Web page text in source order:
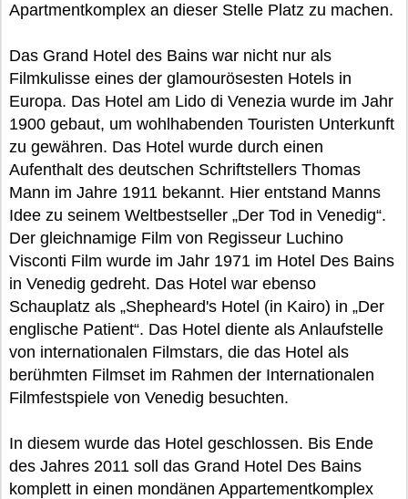
Apartmentkomplex an dieser Stelle Platz zu machen.
Das Grand Hotel des Bains war nicht nur als
Filmkulisse eines der glamourösesten Hotels in
Europa. Das Hotel am Lido di Venezia wurde im Jahr
1900 gebaut, um wohlhabenden Touristen Unterkunft
zu gewähren. Das Hotel wurde durch einen
Aufenthalt des deutschen Schriftstellers Thomas
Mann im Jahre 1911 bekannt. Hier entstand Manns
Idee zu seinem Weltbestseller „Der Tod in Venedig“.
Der gleichnamige Film von Regisseur Luchino
Visconti Film wurde im Jahr 1971 im Hotel Des Bains
in Venedig gedreht. Das Hotel war ebenso
Schauplatz als „Shepheard's Hotel (in Kairo) in „Der
englische Patient“. Das Hotel diente als Anlaufstelle
von internationalen Filmstars, die das Hotel als
berühmten Filmset im Rahmen der Internationalen
Filmfestspiele von Venedig besuchten.
In diesem wurde das Hotel geschlossen. Bis Ende
des Jahres 2011 soll das Grand Hotel Des Bains
komplett in einen mondänen Appartementkomplex